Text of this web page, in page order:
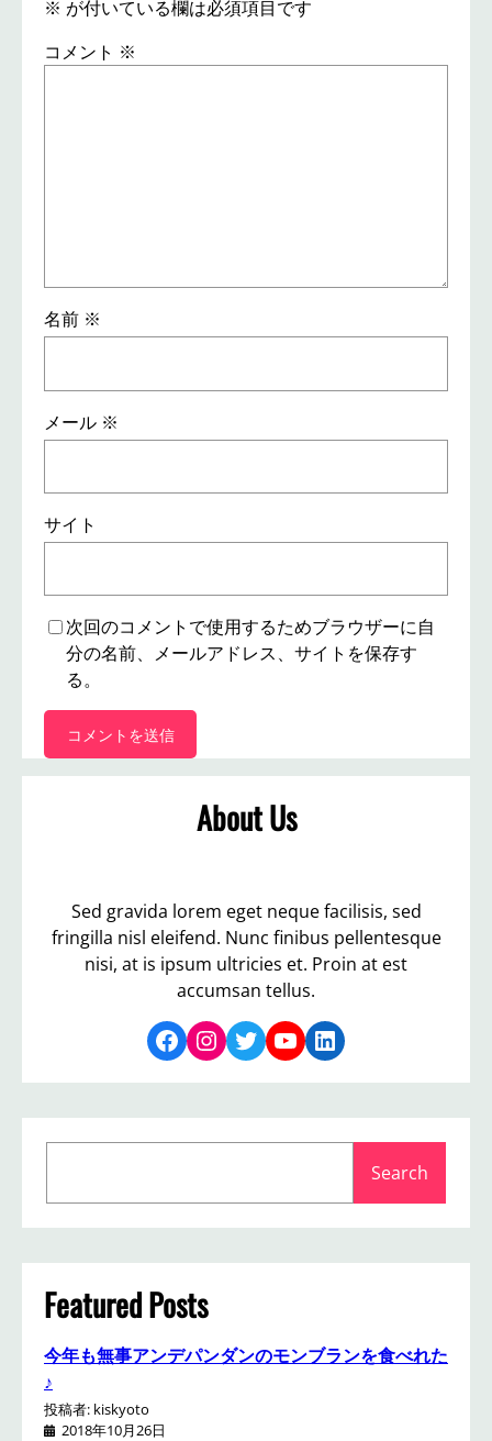
※ が付いている欄は必須項目です
コメント ※
名前 ※
メール ※
サイト
次回のコメントで使用するためブラウザーに自
分の名前、メールアドレス、サイトを保存す
る。
About Us
Sed gravida lorem eget neque facilisis, sed
fringilla nisl eleifend. Nunc finibus pellentesque
nisi, at is ipsum ultricies et. Proin at est
accumsan tellus.
Facebook Instagram Twitter YouTube LinkedIn
a
r
c
h
Search
Featured Posts
今年も無事アンデパンダンのモンブランを食べれた
♪
投稿者: kiskyoto
2018年10月26日